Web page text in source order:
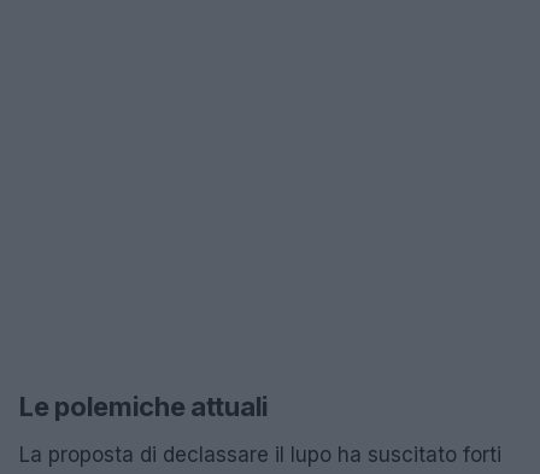
Le polemiche attuali
La proposta di declassare il lupo ha suscitato forti